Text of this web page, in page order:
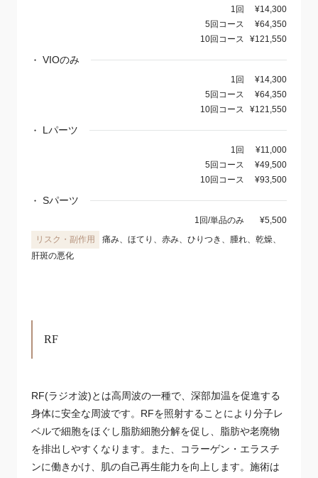
1回
¥14,300
5回コース
¥64,350
10回コース
¥121,550
VIOのみ
1回
¥14,300
5回コース
¥64,350
10回コース
¥121,550
Lパーツ
1回
¥11,000
5回コース
¥49,500
10回コース
¥93,500
Sパーツ
1回/単品のみ
¥5,500
痛み、ほてり、赤み、ひりつき、腫れ、乾燥、
肝斑の悪化
RF
RF(ラジオ波)とは高周波の一種で、深部加温を促進する
身体に安全な周波です。RFを照射することにより分子レ
ベルで細胞をほぐし脂肪細胞分解を促し、脂肪や老廃物
を排出しやすくなります。また、コラーゲン・エラスチ
ンに働きかけ、肌の自己再生能力を向上します。施術は